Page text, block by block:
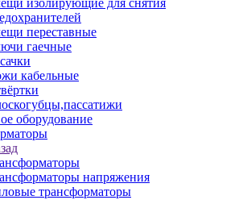
изолирующие для снятия
переставные
гаечные
кабельные
оборудование
напряжения
трансформаторы